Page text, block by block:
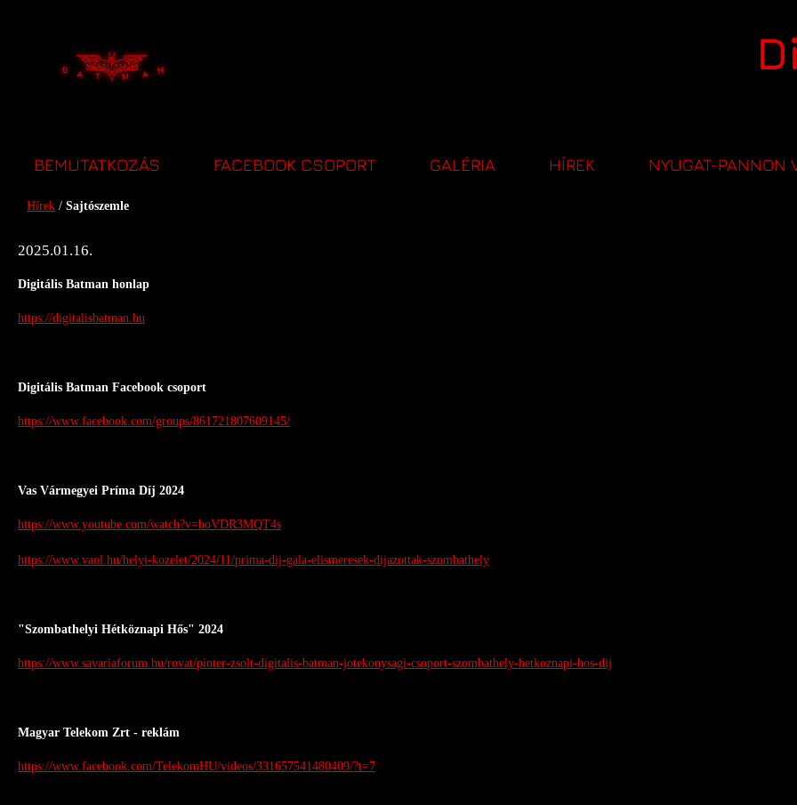
BEMUTATKOZÁS FACEBOOK CSOPORT GALÉRIA HÍREK NYUGAT-PANNON
Sajtószemle
Hírek / Sajtószemle
2025.01.16.
Digitális Batman honlap
https://digitalisbatman.hu
Digitális Batman Facebook csoport
https://www.facebook.com/groups/861721807609145/
Vas Vármegyei Príma Díj 2024
https://www.youtube.com/watch?v=boVDR3MQT4s
https://www.vaol.hu/helyi-kozelet/2024/11/prima-dij-gala-elismeresek-dijazottak-szombathely
"Szombathelyi Hétköznapi Hős" 2024
https://www.savariaforum.hu/rovat/pinter-zsolt-digitalis-batman-jotekonysagi-csoport-szombathely-hetkoznapi-hos-dij
Magyar Telekom Zrt - reklám
https://www.facebook.com/TelekomHU/videos/331657541480409/?t=7